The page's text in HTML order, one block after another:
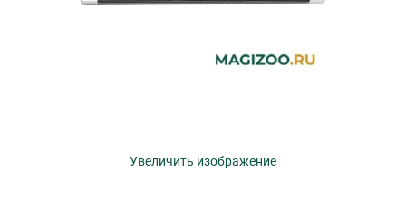
Увеличить изображение